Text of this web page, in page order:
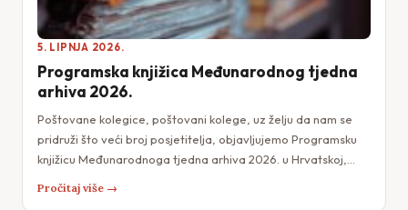
5. LIPNJA 2026.
Programska knjižica Međunarodnog tjedna
arhiva 2026.
Poštovane kolegice, poštovani kolege, uz želju da nam se
pridruži što veći broj posjetitelja, objavljujemo Programsku
knjižicu Međunarodnoga tjedna arhiva 2026. u Hrvatskoj,…
Pročitaj više →